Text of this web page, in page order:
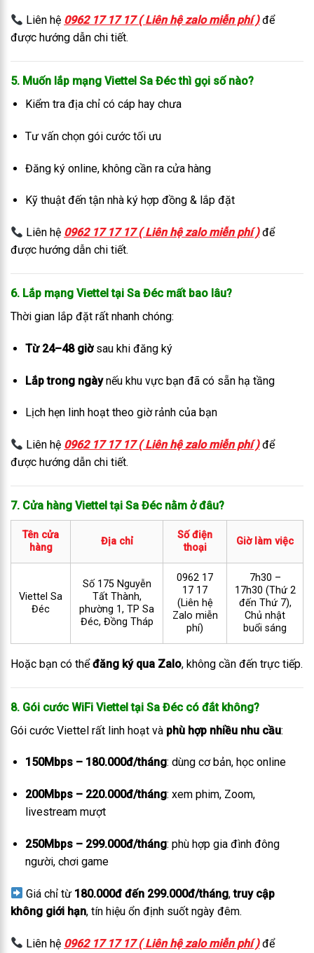
Liên hệ 0962 17 17 17 ( Liên hệ zalo miễn phí ) để
được hướng dẫn chi tiết.
5. Muốn lắp mạng Viettel Sa Đéc thì gọi số nào?
Kiểm tra địa chỉ có cáp hay chưa
Tư vấn chọn gói cước tối ưu
Đăng ký online, không cần ra cửa hàng
Kỹ thuật đến tận nhà ký hợp đồng & lắp đặt
Liên hệ 0962 17 17 17 ( Liên hệ zalo miễn phí ) để
được hướng dẫn chi tiết.
6. Lắp mạng Viettel tại Sa Đéc mất bao lâu?
Thời gian lắp đặt rất nhanh chóng:
Từ 24–48 giờsau khi đăng ký
Lắp trong ngàynếu khu vực bạn đã có sẵn hạ tầng
Lịch hẹn linh hoạt theo giờ rảnh của bạn
Liên hệ 0962 17 17 17 ( Liên hệ zalo miễn phí ) để
được hướng dẫn chi tiết.
7. Cửa hàng Viettel tại Sa Đéc nằm ở đâu?
Tên cửa
hàng
Địa chỉ
Số điện
thoại
Giờ làm việc
Viettel Sa
Đéc
Số 175 Nguyễn
Tất Thành,
phường 1, TP Sa
Đéc, Đồng Tháp
0962 17
17 17
(Liên hệ
Zalo miễn
phí)
7h30 –
17h30 (Thứ 2
đến Thứ 7),
Chủ nhật
buổi sáng
Hoặc bạn có thểđăng ký qua Zalo, không cần đến trực tiếp.
8. Gói cước WiFi Viettel tại Sa Đéc có đắt không?
Gói cước Viettel rất linh hoạt và phù hợp nhiều nhu cầu:
150Mbps – 180.000đ/tháng: dùng cơ bản, học online
200Mbps – 220.000đ/tháng: xem phim, Zoom,
livestream mượt
250Mbps – 299.000đ/tháng: phù hợp gia đình đông
người, chơi game
Giá chỉ từ 180.000đ đến 299.000đ/tháng,truy cập
không giới hạn, tín hiệu ổn định suốt ngày đêm.
Liên hệ 0962 17 17 17 ( Liên hệ zalo miễn phí ) để